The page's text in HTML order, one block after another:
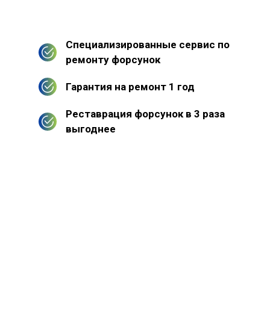
Специализированные сервис по
ремонту форсунок
Гарантия на ремонт 1 год
Реставрация форсунок в 3 раза
выгоднее